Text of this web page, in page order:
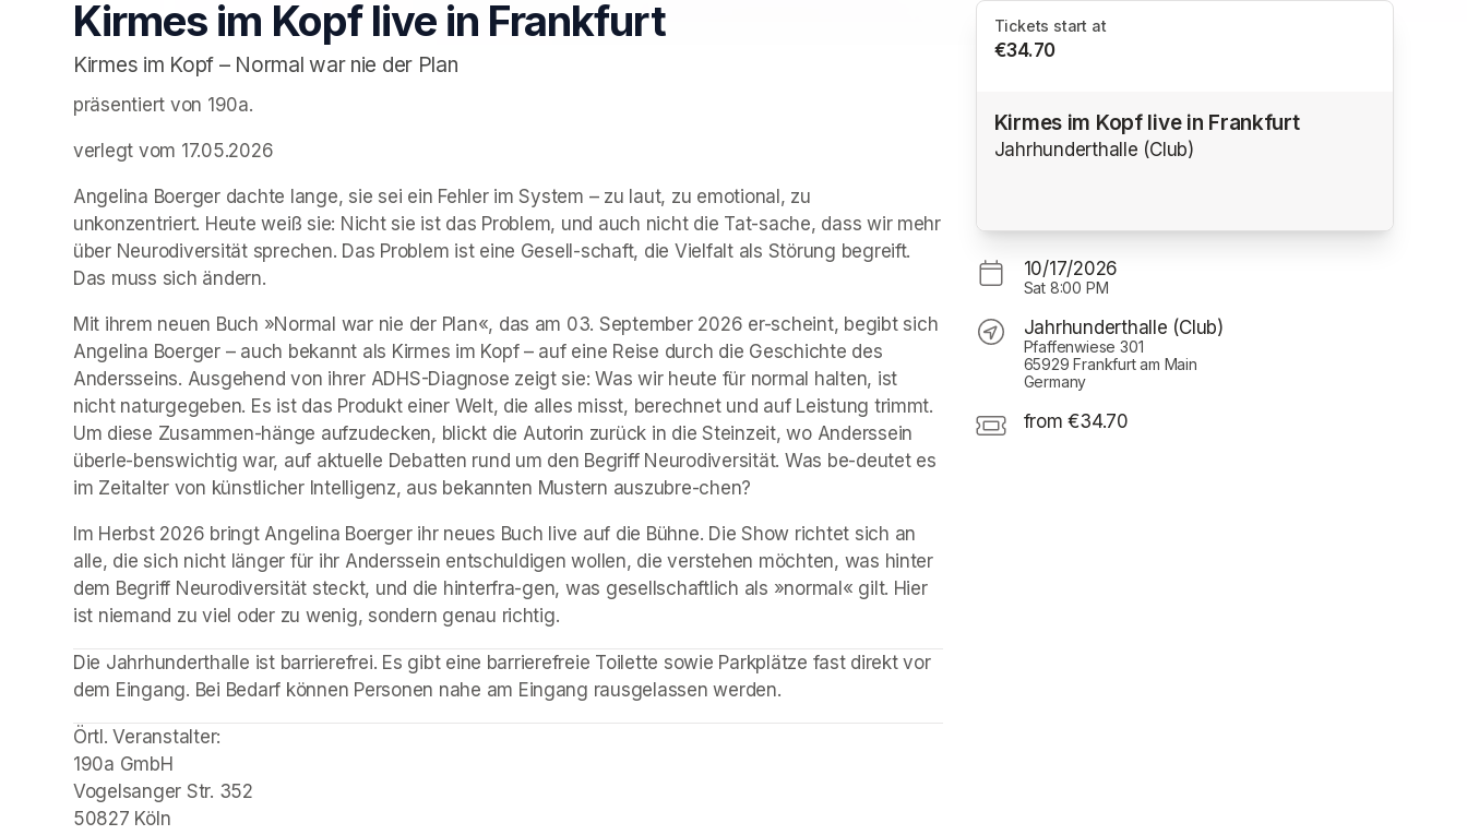
Kirmes im Kopf live in Frankfurt
Kirmes im Kopf – Normal war nie der Plan
präsentiert von 190a.
verlegt vom 17.05.2026
Angelina Boerger dachte lange, sie sei ein Fehler im System – zu laut, zu emotional, zu
unkonzentriert. Heute weiß sie: Nicht sie ist das Problem, und auch nicht die Tat-sache, dass wir mehr
über Neurodiversität sprechen. Das Problem ist eine Gesell-schaft, die Vielfalt als Störung begreift.
Das muss sich ändern.
Mit ihrem neuen Buch »Normal war nie der Plan«, das am 03. September 2026 er-scheint, begibt sich
Angelina Boerger – auch bekannt als Kirmes im Kopf – auf eine Reise durch die Geschichte des
Andersseins. Ausgehend von ihrer ADHS-Diagnose zeigt sie: Was wir heute für normal halten, ist
nicht naturgegeben. Es ist das Produkt einer Welt, die alles misst, berechnet und auf Leistung trimmt.
Um diese Zusammen-hänge aufzudecken, blickt die Autorin zurück in die Steinzeit, wo Anderssein
überle-benswichtig war, auf aktuelle Debatten rund um den Begriff Neurodiversität. Was be-deutet es
im Zeitalter von künstlicher Intelligenz, aus bekannten Mustern auszubre-chen?
Im Herbst 2026 bringt Angelina Boerger ihr neues Buch live auf die Bühne. Die Show richtet sich an
alle, die sich nicht länger für ihr Anderssein entschuldigen wollen, die verstehen möchten, was hinter
dem Begriff Neurodiversität steckt, und die hinterfra-gen, was gesellschaftlich als »normal« gilt. Hier
ist niemand zu viel oder zu wenig, sondern genau richtig.
(opens in a new tab)
(opens in a new tab)
(opens in a new tab)
Die Jahrhunderthalle ist barrierefrei. Es gibt eine barrierefreie Toilette sowie Parkplätze fast direkt vor
dem Eingang. Bei Bedarf können Personen nahe am Eingang rausgelassen werden.
Örtl. Veranstalter:
190a GmbH
Vogelsanger Str. 352
50827 Köln
Tickets start at
€34.70
Kirmes im Kopf live in Frankfurt
Jahrhunderthalle (Club)
10/17/2026
Sat 8:00 PM
Jahrhunderthalle (Club)
Pfaffenwiese 301
65929 Frankfurt am Main
Germany
from €34.70